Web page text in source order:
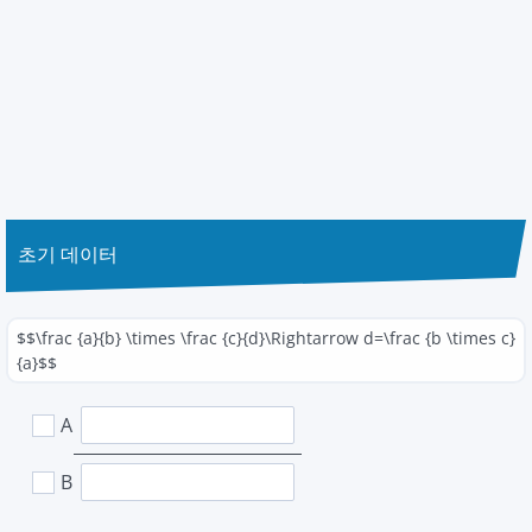
초기 데이터
$$\frac {a}{b} \times \frac {c}{d}\Rightarrow d=\frac {b \times c}
{a}$$
A
B